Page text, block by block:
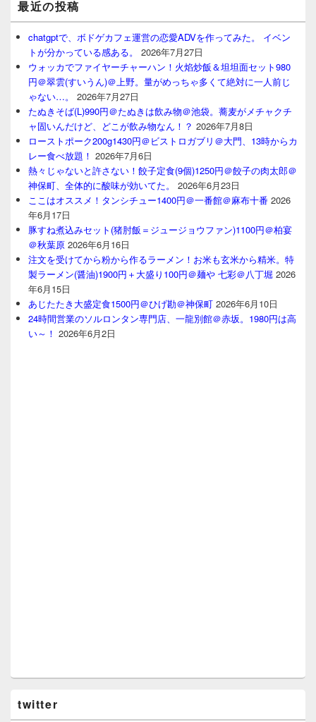
最近の投稿
chatgptで、ボドゲカフェ運営の恋愛ADVを作ってみた。 イベン
トが分かっている感ある。
2026年7月27日
ウォッカでファイヤーチャーハン！火焰炒飯＆坦坦面セット980
円＠翠雲(すいうん)＠上野。量がめっちゃ多くて絶対に一人前じ
ゃない…。
2026年7月27日
たぬきそば(L)990円＠たぬきは飲み物＠池袋。蕎麦がメチャクチ
ャ固いんだけど、どこが飲み物なん！？ 2026年7月8日
ローストポーク200g1430円＠ビストロガブリ＠大門、13時からカ
レー食べ放題！ 2026年7月6日
熱々じゃないと許さない！餃子定食(9個)1250円＠餃子の肉太郎＠
神保町、全体的に酸味が効いてた。
2026年6月23日
ここはオススメ！タンシチュー1400円＠一番館＠麻布十番 2026
年6月17日
豚すね煮込みセット(猪肘飯＝ジュージョウファン)1100円＠柏宴
＠秋葉原 2026年6月16日
注文を受けてから粉から作るラーメン！お米も玄米から精米。特
製ラーメン(醤油)1900円＋大盛り100円＠麺や 七彩＠八丁堀 2026
年6月15日
あじたたき大盛定食1500円＠ひげ勘＠神保町 2026年6月10日
24時間営業のソルロンタン専門店、一龍別館＠赤坂。1980円は高
い～！ 2026年6月2日
twitter